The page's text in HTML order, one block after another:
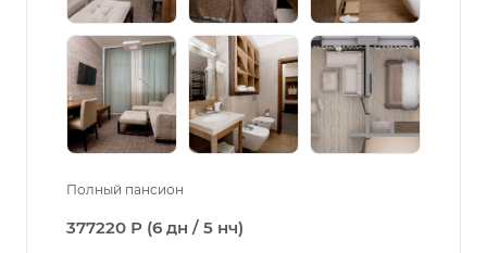
Полный пансион
377220 Р (6 дн / 5 нч)